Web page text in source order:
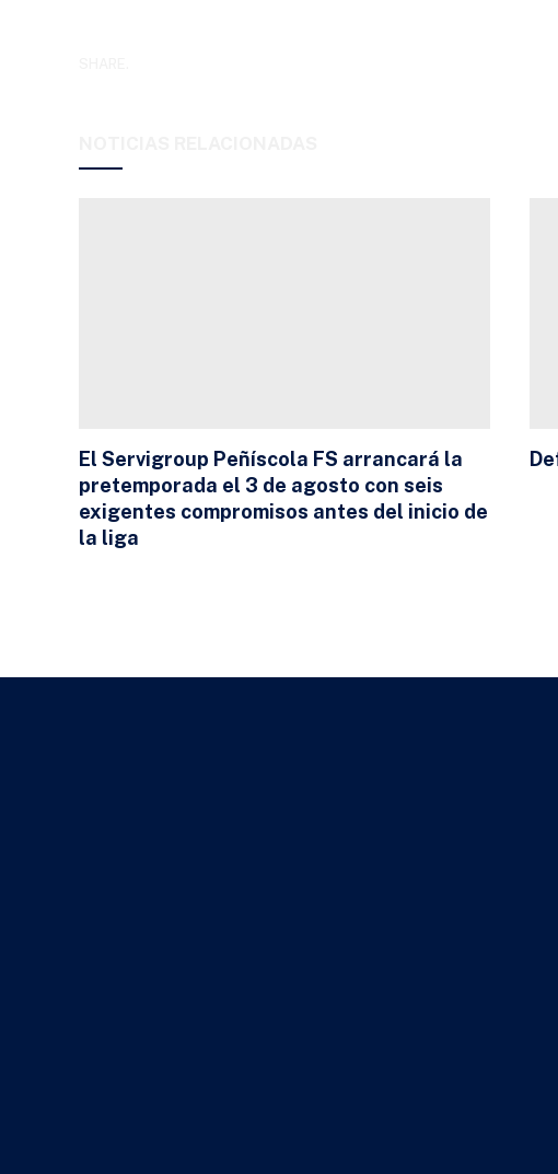
El Servigroup Peñíscola FS arrancará la
pretemporada el 3 de agosto con seis
exigentes compromisos antes del inicio de
la liga